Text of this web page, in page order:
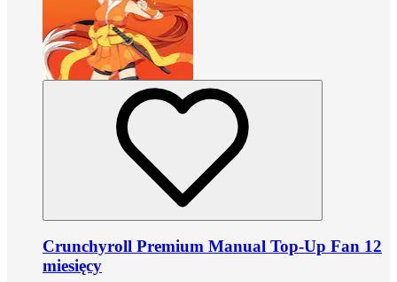
Crunchyroll Premium Manual Top-Up Fan 12
miesięcy